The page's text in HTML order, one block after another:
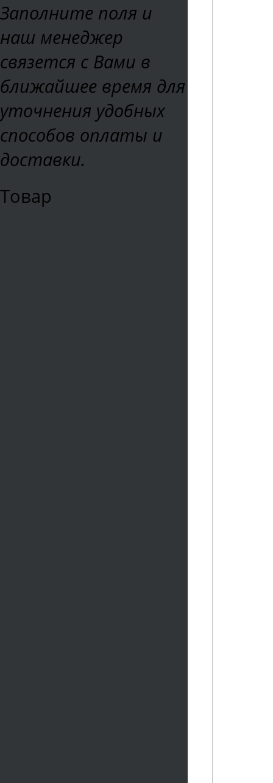
Заполните поля и
наш менеджер
связется с Вами в
ближайшее время для
уточнения удобных
способов оплаты и
доставки.
Товар